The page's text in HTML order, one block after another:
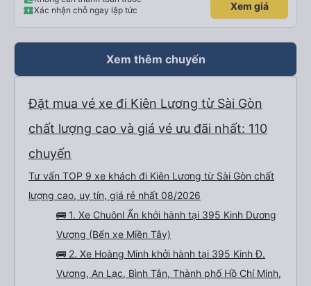
Xác nhận chỗ ngay lập tức
Xem giá
Xem thêm chuyến
Đặt mua vé xe đi Kiên Lương từ Sài Gòn
chất lượng cao và giá vé ưu đãi nhất: 110
chuyến
Tư vấn TOP 9 xe khách đi Kiên Lương từ Sài Gòn chất
lượng cao, uy tín, giá rẻ nhất 08/2026
🚌 1. Xe Chuônl Ẩn khởi hành tại 395 Kinh Dương
Vương (Bến xe Miền Tây)
🚌 2. Xe Hoàng Minh khởi hành tại 395 Kinh Đ.
Vương, An Lạc, Bình Tân, Thành phố Hồ Chí Minh,